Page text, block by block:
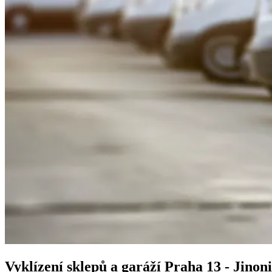
Vyklízení sklepů a garáží Praha 13 -